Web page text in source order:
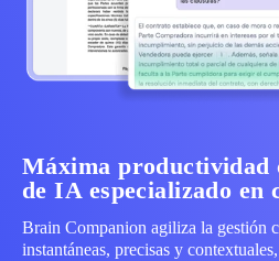
Máxima productividad
de IA especializado en
Brain Companion agiliza la gestión
instantáneas, precisas y